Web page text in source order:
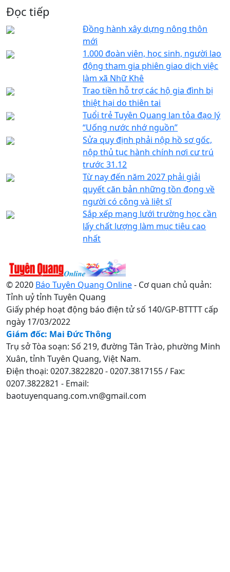
Đọc tiếp
Đồng hành xây dựng nông thôn
mới
1.000 đoàn viên, học sinh, người lao
động tham gia phiên giao dịch việc
làm xã Nhữ Khê
Trao tiền hỗ trợ các hộ gia đình bị
thiệt hại do thiên tai
Tuổi trẻ Tuyên Quang lan tỏa đạo lý
“Uống nước nhớ nguồn”
Sửa quy định phải nộp hồ sơ gốc,
nộp thủ tục hành chính nơi cư trú
trước 31.12
Từ nay đến năm 2027 phải giải
quyết căn bản những tồn đọng về
người có công và liệt sĩ
Sắp xếp mạng lưới trường học cần
lấy chất lượng làm mục tiêu cao
nhất
© 2020 Báo Tuyên Quang Online- Cơ quan chủ quản:
Tỉnh uỷ tỉnh Tuyên Quang
Giấy phép hoạt động báo điện tử số 140/GP-BTTTT cấp
ngày 17/03/2022
Giám đốc: Mai Đức Thông
Trụ sở Tòa soạn: Số 219, đường Tân Trào, phường Minh
Xuân, tỉnh Tuyên Quang, Việt Nam.
Điện thoại: 0207.3822820 - 0207.3817155 / Fax:
0207.3822821 - Email:
baotuyenquang.com.vn@gmail.com